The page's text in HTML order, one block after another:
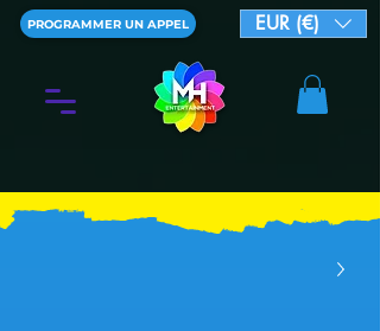
PROGRAMMER UN APPEL EUR (€)